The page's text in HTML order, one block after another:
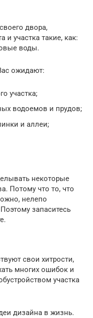
двора,
и участка такие, как:
воды.
ожидают:
участка;
водоемов и прудов;
и аллеи;
некоторые
Потому что то, что
нелепо
запаситесь
свои хитрости,
многих ошибок и
участка
дизайна в жизнь.